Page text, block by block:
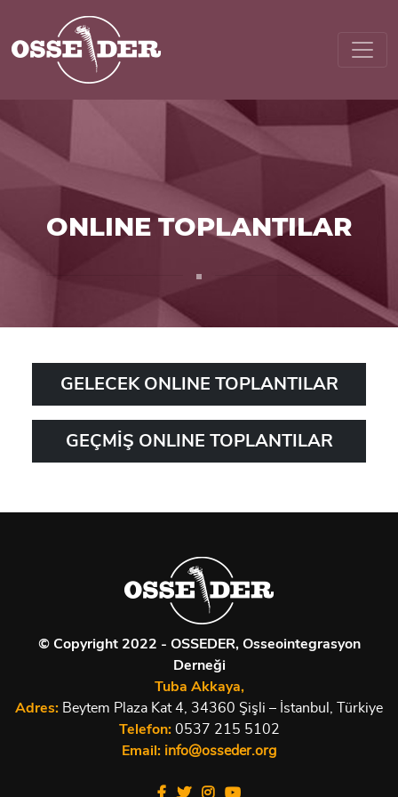
ONLINE TOPLANTILAR
GELECEK ONLINE TOPLANTILAR
GEÇMİŞ ONLINE TOPLANTILAR
© Copyright 2022 - OSSEDER, Osseointegrasyon
Derneği
Tuba Akkaya,
Adres: Beytem Plaza Kat 4, 34360 Şişli – İstanbul, Türkiye
Telefon:0537 215 5102
Email: info@osseder.org